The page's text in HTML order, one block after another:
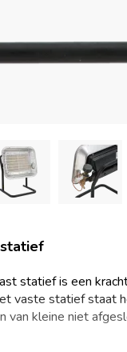
statief is een
vaste statief staat
van kleine niet